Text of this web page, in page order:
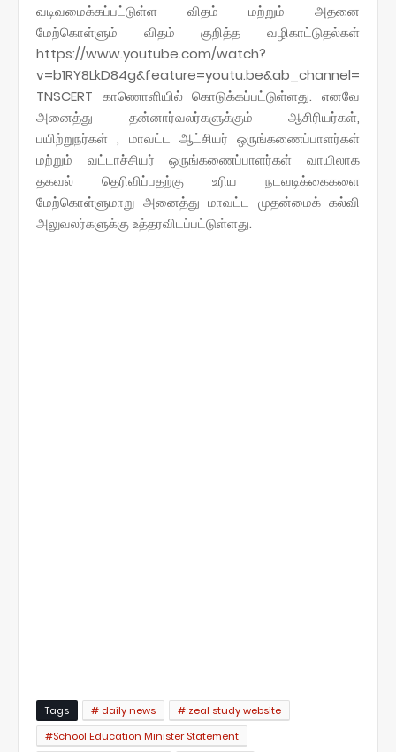
வடிவமைக்கப்பட்டுள்ள விதம்‌ மற்றும்‌ அதனை
மேற்கொள்ளும்‌ விதம்‌ குறித்த வழிகாட்டுதல்கள்‌
https://www.youtube.com/watch?
v=b1RY8LkD84g&feature=youtu.be&ab_channel=
TNSCERT காணொளியில்‌ கொடுக்கப்பட்டுள்ளது. எனவே
அனைத்து தன்னார்வலர்களுக்கும்‌ ஆசிரியர்கள்‌,
பயிற்றுநர்கள்‌ , மாவட்ட ஆட்சியர் ஒருங்‌கணைப்பாளர்கள்‌
மற்றும்‌ வட்டாச்சியர்‌ ஒருங்‌கணைப்பாளர்கள்‌ வாயிலாக
தகவல்‌ தெரிவிப்பதற்கு உரிய நடவடிக்கைகளை
மேற்கொள்ளுமாறு அனைத்து மாவட்ட முதன்மைக்‌ கல்வி
அலுவலர்களுக்கு உத்தரவிடப்பட்டுள்ளது.
Tags # daily news
# zeal study website
#School Education Minister Statement